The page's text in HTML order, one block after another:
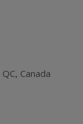
QC, Canada